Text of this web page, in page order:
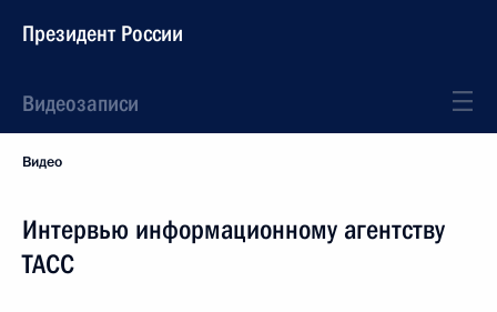
Президент России
Видеозаписи
Видео
Интервью информационному агентству
ТАСС